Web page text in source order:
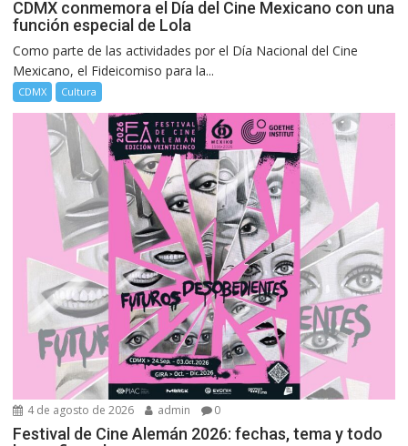
CDMX conmemora el Día del Cine Mexicano con una
función especial de Lola
Como parte de las actividades por el Día Nacional del Cine
Mexicano, el Fideicomiso para la...
CDMX Cultura
4 de agosto de 2026 admin 0
Festival de Cine Alemán 2026: fechas, tema y todo